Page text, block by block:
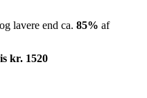
og lavere end ca. 85% af
kr. 1520